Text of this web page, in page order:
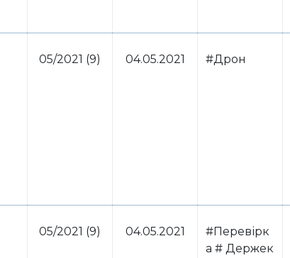
05/2021 (9) 04.05.2021 #Дрон
05/2021 (9) 04.05.2021
#Перевірк
а # Держек